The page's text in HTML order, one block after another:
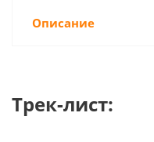
Описание
Трек-лист: